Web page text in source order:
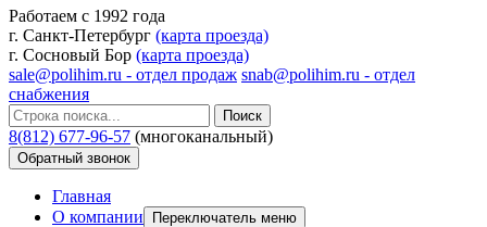
Работаем с 1992 года
г. Санкт-Петербург (карта проезда)
г. Сосновый Бор (карта проезда)
sale@polihim.ru - отдел продаж snab@polihim.ru - отдел
снабжения
Поиск
8(812) 677-96-57 (многоканальный)
Обратный звонок
Главная
О компании
Переключатель меню